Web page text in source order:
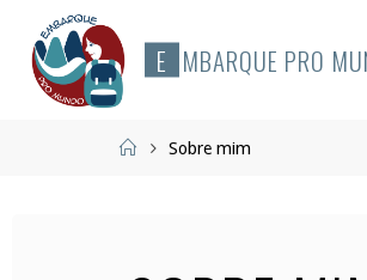
content
E MBARQUE PRO MU
HomeSobre mim